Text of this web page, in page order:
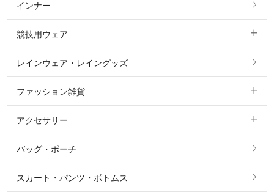
ニーグリップ・膝革 キュロット
ポロシャツ
カットソー・Tシャツ・タンクトップ
ニット・セーター
シャツ・ブラウス・ワンピース
すべてのアウター
コート
ジャケット・ブルゾン
インナー
競技用ウェア
すべての競技用ウェア
ショージャケット
ショーシャツ
レインウェア・レイングッズ
ファッション雑貨
すべてのファッション雑貨
ソックス
ベルト
アクセサリー
すべてのアクセサリー
リング
バッグ・ポーチ
スカート・パンツ・ボトムス